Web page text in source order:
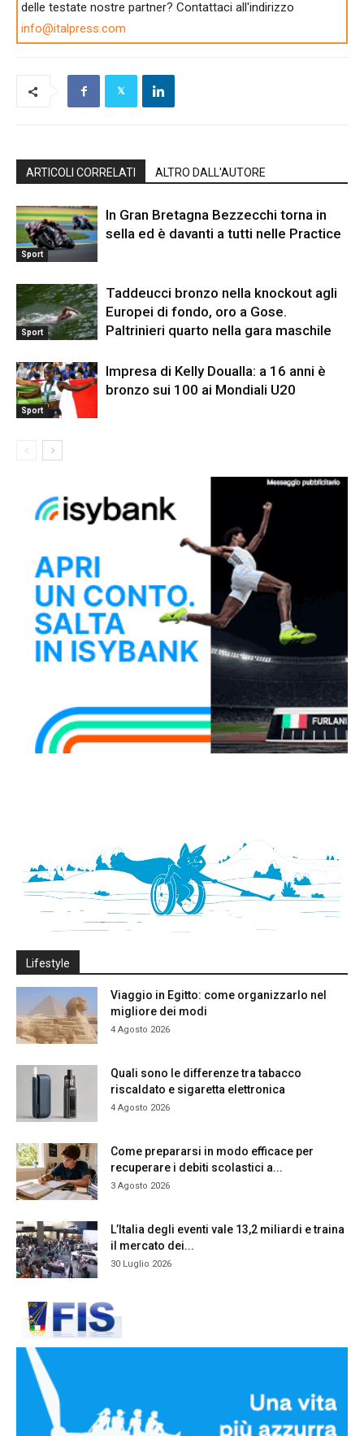
delle testate nostre partner? Contattaci all'indirizzo
info@italpress.com
ARTICOLI CORRELATI ALTRO DALL'AUTORE
Sport
In Gran Bretagna Bezzecchi torna in
sella ed è davanti a tutti nelle Practice
Sport
Taddeucci bronzo nella knockout agli
Europei di fondo, oro a Gose.
Paltrinieri quarto nella gara maschile
Sport
Impresa di Kelly Doualla: a 16 anni è
bronzo sui 100 ai Mondiali U20
Lifestyle
Viaggio in Egitto: come organizzarlo nel
migliore dei modi
4 Agosto 2026
Quali sono le differenze tra tabacco
riscaldato e sigaretta elettronica
4 Agosto 2026
Come prepararsi in modo efficace per
recuperare i debiti scolastici a...
3 Agosto 2026
L’Italia degli eventi vale 13,2 miliardi e traina
il mercato dei...
30 Luglio 2026